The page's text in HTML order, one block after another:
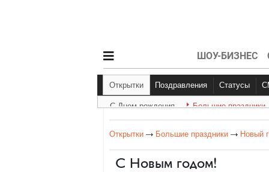
ШОУ-БИЗНЕС
Открытки Поздравления
С Днем рождения
Статусы
Другое
С Днем рождения Большие праздники
Открытки Большие праздники Новый
С Новым годом!